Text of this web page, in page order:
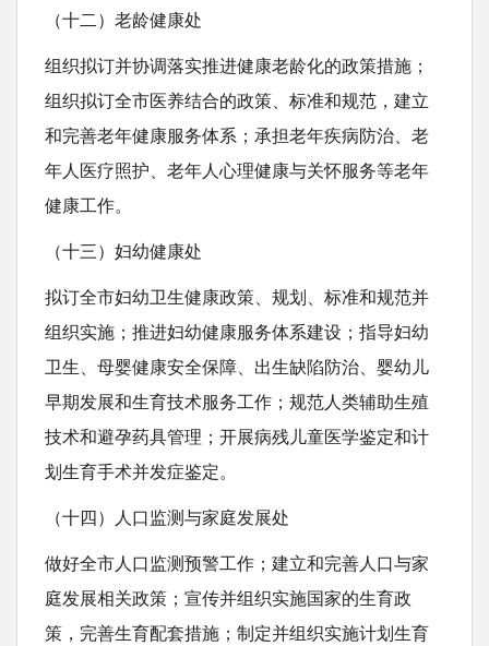
（十二）老龄健康处
组织拟订并协调落实推进健康老龄化的政策措施；
组织拟订全市医养结合的政策、标准和规范，建立
和完善老年健康服务体系；承担老年疾病防治、老
年人医疗照护、老年人心理健康与关怀服务等老年
健康工作。
（十三）妇幼健康处
拟订全市妇幼卫生健康政策、规划、标准和规范并
组织实施；推进妇幼健康服务体系建设；指导妇幼
卫生、母婴健康安全保障、出生缺陷防治、婴幼儿
早期发展和生育技术服务工作；规范人类辅助生殖
技术和避孕药具管理；开展病残儿童医学鉴定和计
划生育手术并发症鉴定。
（十四）人口监测与家庭发展处
做好全市人口监测预警工作；建立和完善人口与家
庭发展相关政策；宣传并组织实施国家的生育政
策，完善生育配套措施；制定并组织实施计划生育